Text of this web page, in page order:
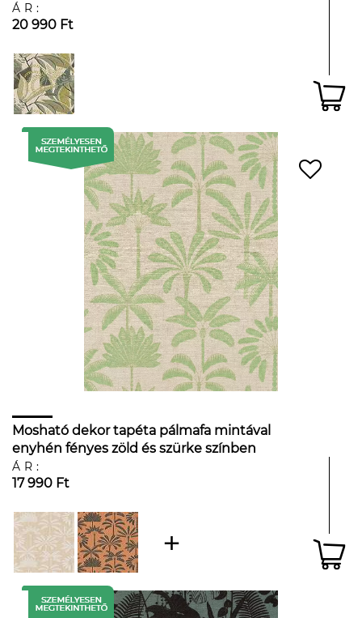
ÁR:
20 990 Ft
Mosható dekor tapéta pálmafa mintával
enyhén fényes zöld és szürke színben
ÁR:
17 990 Ft